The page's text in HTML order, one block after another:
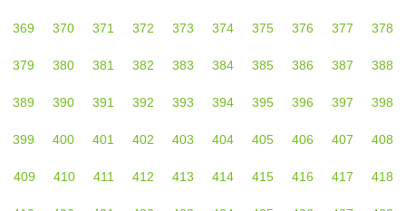
369 370 371 372 373 374 375 376 377 378
379 380 381 382 383 384 385 386 387 388
389 390 391 392 393 394 395 396 397 398
399 400 401 402 403 404 405 406 407 408
409 410 411 412 413 414 415 416 417 418